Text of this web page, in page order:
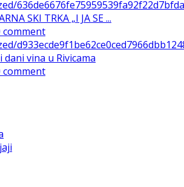
SKI TRKA „I JA SE ...
comment
vina u Rivicama
comment